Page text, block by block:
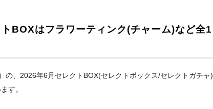
BOXはフラワーティンク(チャーム)など全1
の、2026年6月セレクトBOX(セレクトボックス/セレクトガチャ)
す。